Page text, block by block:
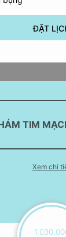
ĐẶT
TIM
Xem chi